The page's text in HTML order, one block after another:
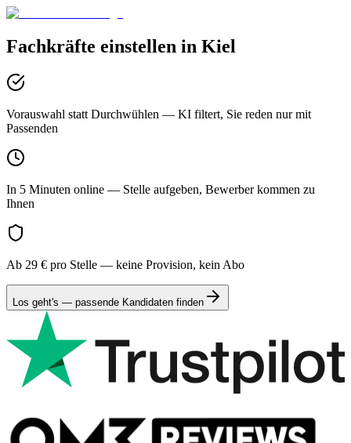
Fachkräfte einstellen in Kiel
Vorauswahl statt Durchwühlen — KI filtert, Sie reden nur mit
Passenden
In 5 Minuten online — Stelle aufgeben, Bewerber kommen zu
Ihnen
Ab 29 € pro Stelle — keine Provision, kein Abo
Los geht's — passende Kandidaten finden